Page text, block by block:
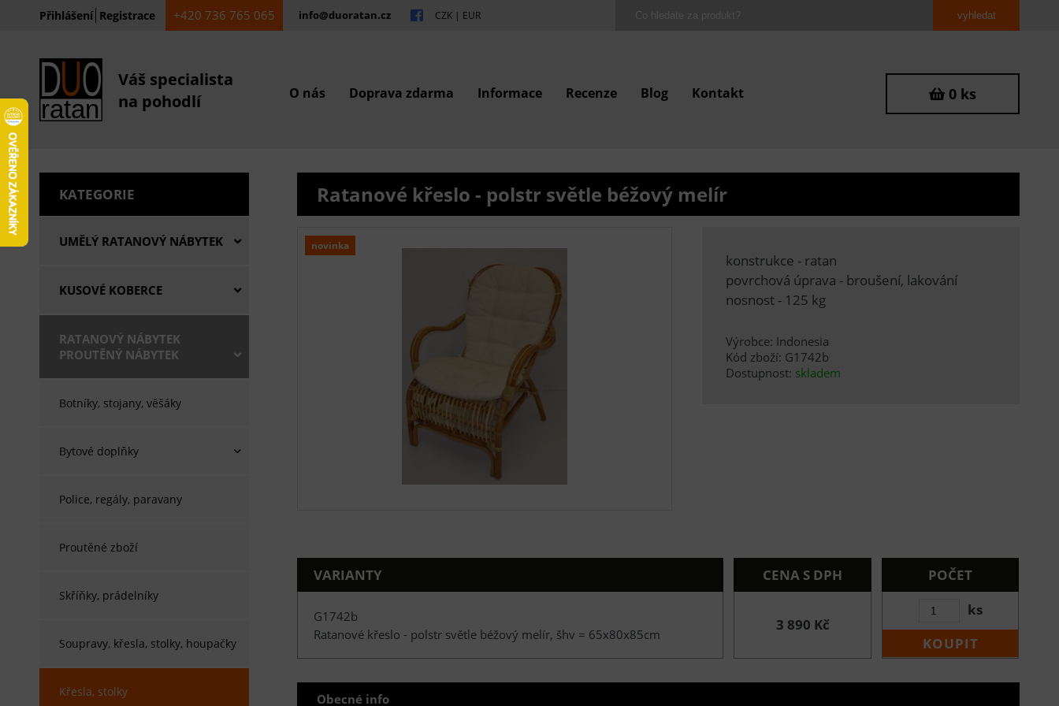
Přihlášení Registrace +420 736 765 065 info@duoratan.cz CZK | EUR
Váš specialista
na pohodlí
O nás Doprava zdarma Informace Recenze Blog Kontakt 0 ks
KATEGORIE
UMĚLÝ RATANOVÝ NÁBYTEK
KUSOVÉ KOBERCE
RATANOVÝ NÁBYTEK
PROUTĚNÝ NÁBYTEK
Botníky, stojany, věšáky
Bytové doplňky
Police, regály, paravany
Proutěné zboží
Skříňky, prádelníky
Soupravy, křesla, stolky, houpačky
Křesla, stolky
Ratanové křeslo - polstr světle béžový melír
novinka
konstrukce - ratan
povrchová úprava - broušení, lakování
nosnost - 125 kg
Výrobce: Indonesia
Kód zboží: G1742b
Dostupnost: skladem
VARIANTY CENA S DPH POČET
G1742b
Ratanové křeslo - polstr světle béžový melír, šhv = 65x80x85cm
3 890 Kč
ks
KOUPIT
Obecné info